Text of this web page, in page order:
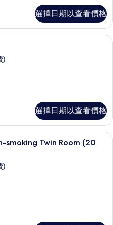
選擇日期以查看價格
客房內保險箱、遮光布/窗簾、免費無
)
選擇日期以查看價格
客房內保險箱、遮光布/窗簾、免費無
smoking Twin Room (20
)